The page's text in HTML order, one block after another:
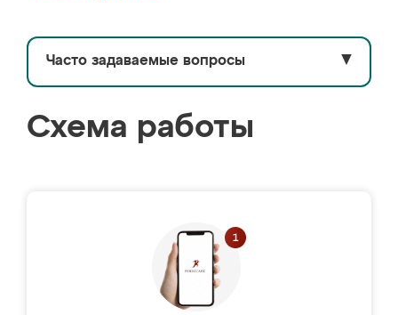
Часто задаваемые вопросы ▼
Схема работы